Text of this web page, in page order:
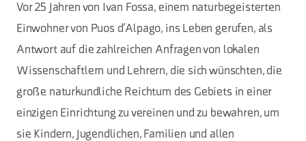
Vor 25 Jahren von Ivan Fossa, einem naturbegeisterten
Einwohner von Puos d’Alpago, ins Leben gerufen, als
Antwort auf die zahlreichen Anfragen von lokalen
Wissenschaftlern und Lehrern, die sich wünschten, die
große naturkundliche Reichtum des Gebiets in einer
einzigen Einrichtung zu vereinen und zu bewahren, um
sie Kindern, Jugendlichen, Familien und allen